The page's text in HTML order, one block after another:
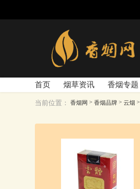
首页 烟草资讯 香烟专题
当前位置： 香烟网 > 香烟品牌 > 云烟 >